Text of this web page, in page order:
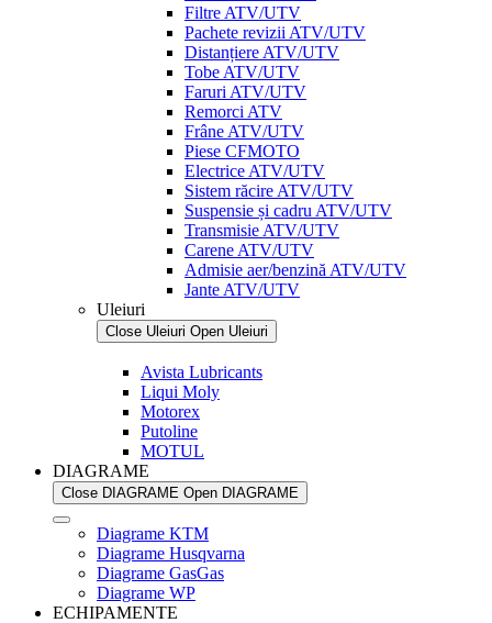
Filtre ATV/UTV
Pachete revizii ATV/UTV
Distanțiere ATV/UTV
Tobe ATV/UTV
Faruri ATV/UTV
Remorci ATV
Frâne ATV/UTV
Piese CFMOTO
Electrice ATV/UTV
Sistem răcire ATV/UTV
Suspensie și cadru ATV/UTV
Transmisie ATV/UTV
Carene ATV/UTV
Admisie aer/benzină ATV/UTV
Jante ATV/UTV
Uleiuri
Close Uleiuri Open Uleiuri
Avista Lubricants
Liqui Moly
Motorex
Putoline
MOTUL
DIAGRAME
Close DIAGRAME Open DIAGRAME
Diagrame KTM
Diagrame Husqvarna
Diagrame GasGas
Diagrame WP
ECHIPAMENTE